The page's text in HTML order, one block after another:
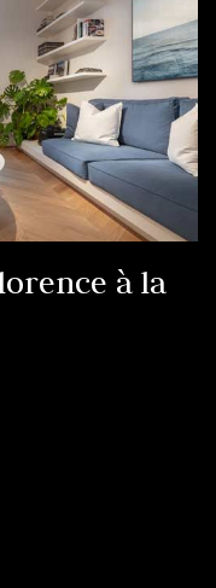
à la